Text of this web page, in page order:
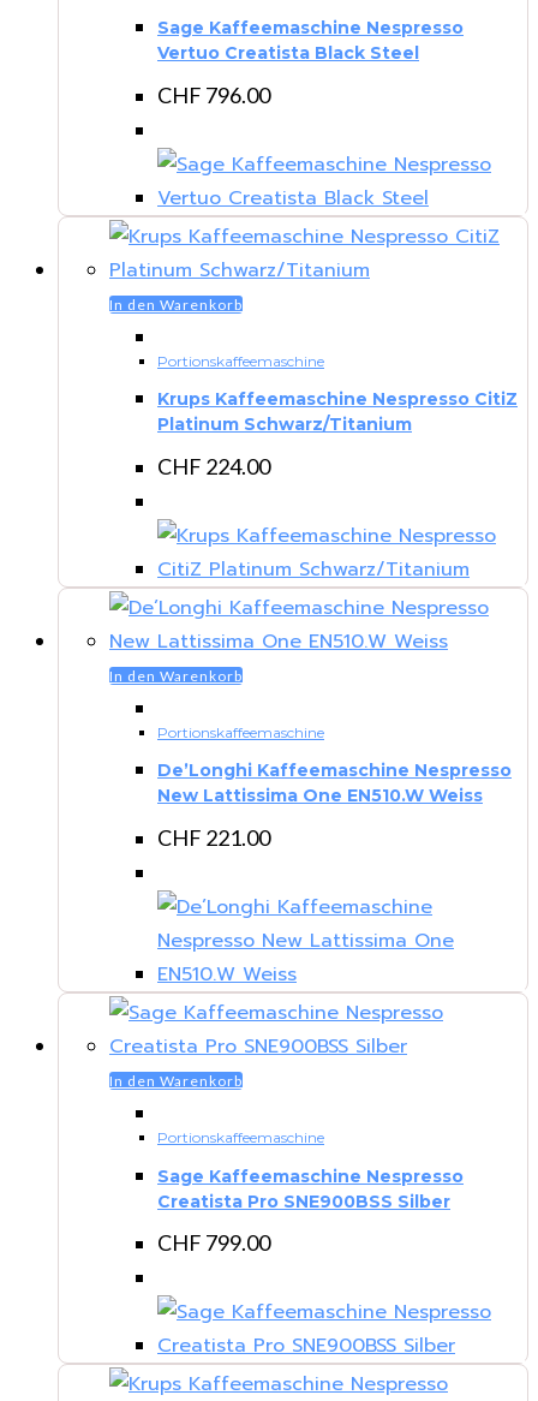
Sage Kaffeemaschine Nespresso
Vertuo Creatista Black Steel
CHF 796.00
In den Warenkorb
Portionskaffeemaschine
Krups Kaffeemaschine Nespresso CitiZ
Platinum Schwarz/Titanium
CHF 224.00
In den Warenkorb
Portionskaffeemaschine
De’Longhi Kaffeemaschine Nespresso
New Lattissima One EN510.W Weiss
CHF 221.00
In den Warenkorb
Portionskaffeemaschine
Sage Kaffeemaschine Nespresso
Creatista Pro SNE900BSS Silber
CHF 799.00